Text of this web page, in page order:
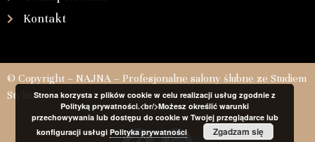
Kontakt
© Copyright – NAJNA – Profesjonalne salony ślubne ze Studiem
StylizacjiStrona korzysta z plików cookie w celu realizacji usług zgodnie z
Polityką prywatności.<br/>Możesz określić warunki
przechowywania lub dostępu do cookie w Twojej przeglądarce lub
konfiguracji usługi Polityka prywatności Zgadzam się